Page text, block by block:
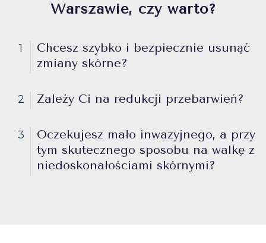
Warszawie, czy warto?
1
Chcesz szybko i bezpiecznie usunąć
zmiany skórne?
2 Zależy Ci na redukcji przebarwień?
3
Oczekujesz mało inwazyjnego, a przy
tym skutecznego sposobu na walkę z
niedoskonałościami skórnymi?